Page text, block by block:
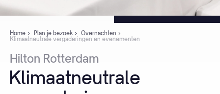
Home Plan je bezoek
Overnachten
Klimaatneutrale vergaderingen en evenementen
Hilton Rotterdam
Klimaatneutrale